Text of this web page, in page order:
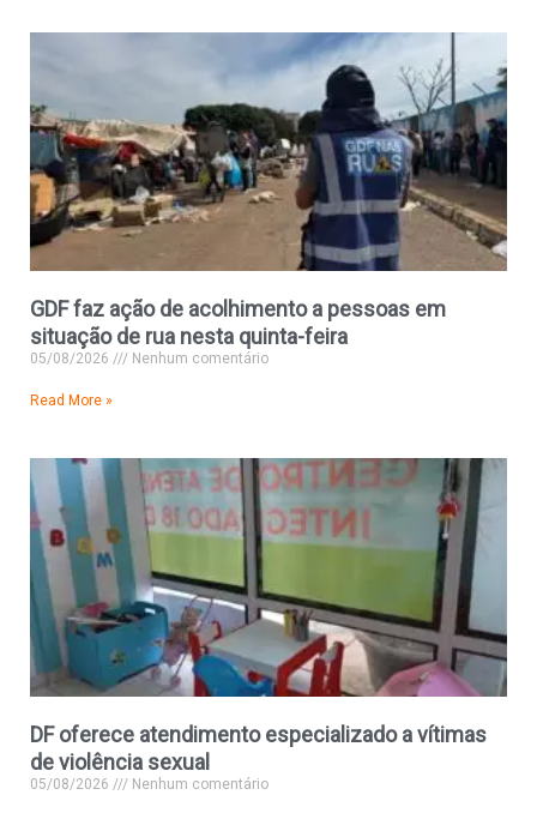
GDF faz ação de acolhimento a pessoas em
situação de rua nesta quinta-feira
05/08/2026 Nenhum comentário
Read More »
DF oferece atendimento especializado a vítimas
de violência sexual
05/08/2026 Nenhum comentário